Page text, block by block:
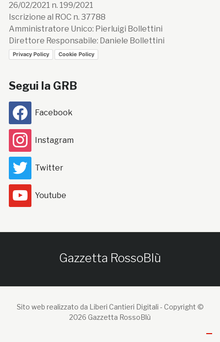
26/02/2021 n. 199/2021
Iscrizione al ROC n. 37788
Amministratore Unico: Pierluigi Bollettini
Direttore Responsabile: Daniele Bollettini
Privacy Policy Cookie Policy
Segui la GRB
Facebook
Instagram
Twitter
Youtube
Gazzetta RossoBlù
Sito web realizzato da Liberi Cantieri Digitali - Copyright ©
2026 Gazzetta RossoBlù